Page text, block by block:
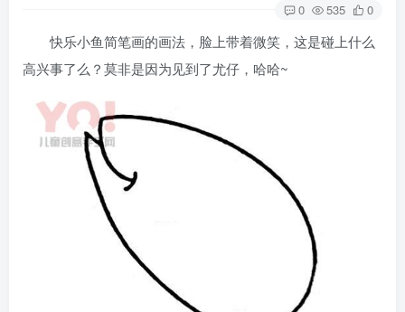
0 535 0
快乐小鱼简笔画的画法，脸上带着微笑，这是碰上什么
高兴事了么？莫非是因为见到了尤仔，哈哈~